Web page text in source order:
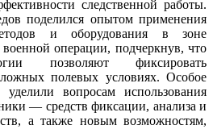
следственной работы.
поделился опытом применения
и оборудования в зоне
операции, подчеркнув, что
позволяют фиксировать
полевых условиях. Особое
вопросам использования
— средств фиксации, анализа и
а также новым возможностям,